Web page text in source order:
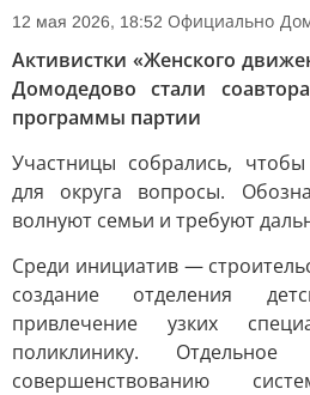
12 мая 2026, 18:52 Официально
Активистки «Женского
Домодедово стали
программы партии
Участницы собрались,
для округа вопросы.
волнуют семьи и требуют
Среди инициатив —
создание отделения
привлечение узких
поликлинику.
совершенствованию